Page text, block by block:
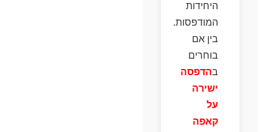
היחידות
המודפסות.
בין אם
בוחרים
בהדפסה
ישירה
על
קאפה